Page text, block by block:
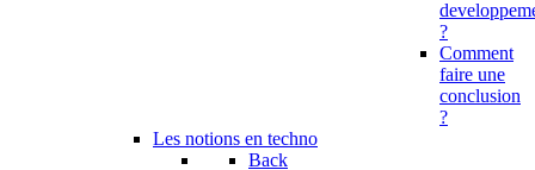
?
Comment
faire une
conclusion
?
Les notions en techno
Back